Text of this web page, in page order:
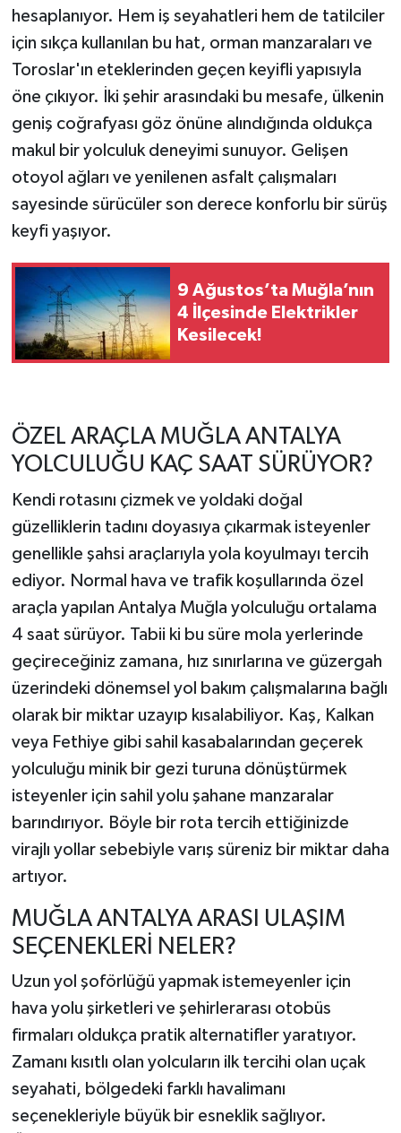
hesaplanıyor. Hem iş seyahatleri hem de tatilciler
için sıkça kullanılan bu hat, orman manzaraları ve
Toroslar'ın eteklerinden geçen keyifli yapısıyla
öne çıkıyor. İki şehir arasındaki bu mesafe, ülkenin
geniş coğrafyası göz önüne alındığında oldukça
makul bir yolculuk deneyimi sunuyor. Gelişen
otoyol ağları ve yenilenen asfalt çalışmaları
sayesinde sürücüler son derece konforlu bir sürüş
keyfi yaşıyor.
9 Ağustos’ta Muğla’nın
4 İlçesinde Elektrikler
Kesilecek!
ÖZEL ARAÇLA MUĞLA ANTALYA
YOLCULUĞU KAÇ SAAT SÜRÜYOR?
Kendi rotasını çizmek ve yoldaki doğal
güzelliklerin tadını doyasıya çıkarmak isteyenler
genellikle şahsi araçlarıyla yola koyulmayı tercih
ediyor. Normal hava ve trafik koşullarında özel
araçla yapılan Antalya Muğla yolculuğu ortalama
4 saat sürüyor. Tabii ki bu süre mola yerlerinde
geçireceğiniz zamana, hız sınırlarına ve güzergah
üzerindeki dönemsel yol bakım çalışmalarına bağlı
olarak bir miktar uzayıp kısalabiliyor. Kaş, Kalkan
veya Fethiye gibi sahil kasabalarından geçerek
yolculuğu minik bir gezi turuna dönüştürmek
isteyenler için sahil yolu şahane manzaralar
barındırıyor. Böyle bir rota tercih ettiğinizde
virajlı yollar sebebiyle varış süreniz bir miktar daha
artıyor.
MUĞLA ANTALYA ARASI ULAŞIM
SEÇENEKLERİ NELER?
Uzun yol şoförlüğü yapmak istemeyenler için
hava yolu şirketleri ve şehirlerarası otobüs
firmaları oldukça pratik alternatifler yaratıyor.
Zamanı kısıtlı olan yolcuların ilk tercihi olan uçak
seyahati, bölgedeki farklı havalimanı
seçenekleriyle büyük bir esneklik sağlıyor.